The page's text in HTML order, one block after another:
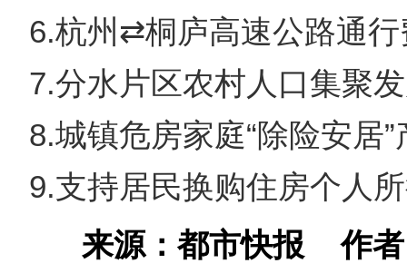
6.杭州⇄桐庐高速公路通
7.分水片区农村人口集聚
8.城镇危房家庭“除险安居
9.支持居民换购住房个人
来源：都市快报作